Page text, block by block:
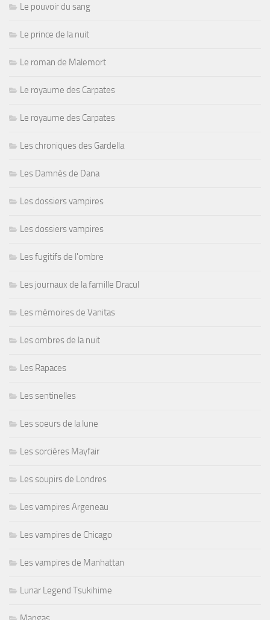
Le pouvoir du sang
Le prince de la nuit
Le roman de Malemort
Le royaume des Carpates
Le royaume des Carpates
Les chroniques des Gardella
Les Damnés de Dana
Les dossiers vampires
Les dossiers vampires
Les fugitifs de l'ombre
Les journaux de la famille Dracul
Les mémoires de Vanitas
Les ombres de la nuit
Les Rapaces
Les sentinelles
Les soeurs de la lune
Les sorcières Mayfair
Les soupirs de Londres
Les vampires Argeneau
Les vampires de Chicago
Les vampires de Manhattan
Lunar Legend Tsukihime